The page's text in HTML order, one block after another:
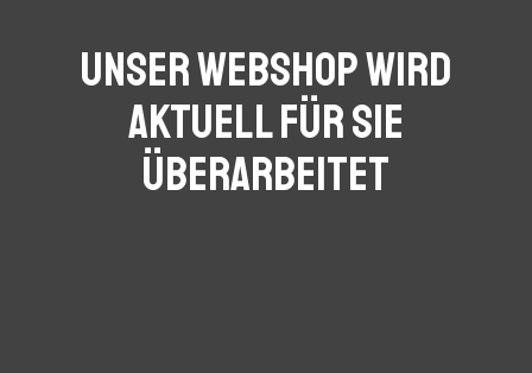
Unser Webshop wird
aktuell für Sie
überarbeitet